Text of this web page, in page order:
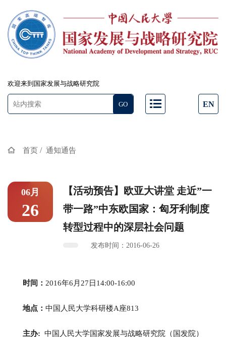
欢迎来到国家发展与战略研究院
EN
首页 / 通知通告
06月
26
【活动预告】欧亚大讲堂 走近”一
带一路”中东欧国家：匈牙利制度
转型过程中的深层社会问题
发布时间：2016-06-26
时间： 2016年6月27日14:00-16:00
地点： 中国人民大学科研楼A座813
主办: 中国人民大学国家发展与战略研究院（国发院）